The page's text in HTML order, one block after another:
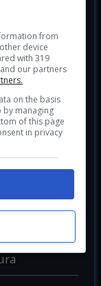
from
device
with 319
our partners
on the basis
by managing
of this page
in privacy